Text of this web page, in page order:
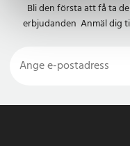
Bli den första att få ta
erbjudanden Anmäl dig